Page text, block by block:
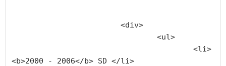
			<div>
				<ul>
<b>2000 - 2006</b> SD </li>